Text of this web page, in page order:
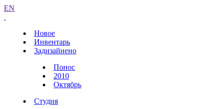
EN
Новое
Инвентарь
Задизайнено
Понос
2010
Октябрь
Студия